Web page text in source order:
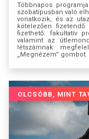
Többnapos
szobatípusban való
vonatkozik, és az
kötelezően
fizethető: fakultatív
valamint az
létszámnak
„Megnézem” gombot.
OLCSÓBB, MINT